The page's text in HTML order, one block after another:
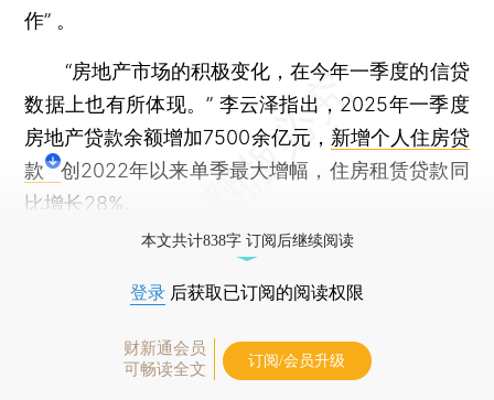
作” 。
“房地产市场的积极变化，在今年一季度的信贷
数据上也有所体现。” 李云泽指出，2025年一季度
房地产贷款余额增加7500余亿元， 新增个人住房贷
款
创2022年以来单季最大增幅，住房租赁贷款同
比增长28%。
本文共计838字 订阅后继续阅读
登录 后获取已订阅的阅读权限
财新通会员
可畅读全文
订阅/会员升级